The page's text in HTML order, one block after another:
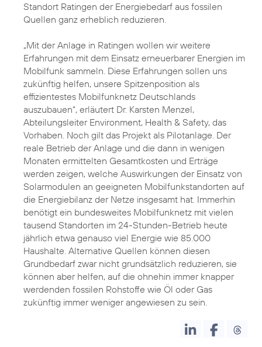
Standort Ratingen der Energiebedarf aus fossilen
Quellen ganz erheblich reduzieren.
„Mit der Anlage in Ratingen wollen wir weitere
Erfahrungen mit dem Einsatz erneuerbarer Energien im
Mobilfunk sammeln. Diese Erfahrungen sollen uns
zukünftig helfen, unsere Spitzenposition als
effizientestes Mobilfunknetz Deutschlands
auszubauen“, erläutert Dr. Karsten Menzel,
Abteilungsleiter Environment, Health & Safety, das
Vorhaben. Noch gilt das Projekt als Pilotanlage. Der
reale Betrieb der Anlage und die dann in wenigen
Monaten ermittelten Gesamtkosten und Erträge
werden zeigen, welche Auswirkungen der Einsatz von
Solarmodulen an geeigneten Mobilfunkstandorten auf
die Energiebilanz der Netze insgesamt hat. Immerhin
benötigt ein bundesweites Mobilfunknetz mit vielen
tausend Standorten im 24-Stunden-Betrieb heute
jährlich etwa genauso viel Energie wie 85.000
Haushalte. Alternative Quellen können diesen
Grundbedarf zwar nicht grundsätzlich reduzieren, sie
können aber helfen, auf die ohnehin immer knapper
werdenden fossilen Rohstoffe wie Öl oder Gas
zukünftig immer weniger angewiesen zu sein.